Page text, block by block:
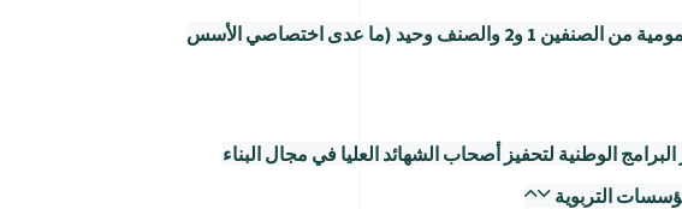
ممارسة نشاط مقاول في ميدان البناء والأشغال العمومية من الصنفين 1 و2 والصنف وحيد (ما عدى اختصاصي الأسس
الوطنية لتحفيز أصحاب الشهائد العليا في مجال البناء
التربوية